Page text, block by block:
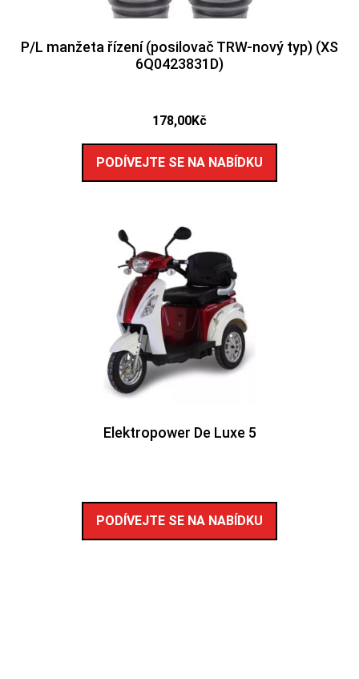
P/L manžeta řízení (posilovač TRW-nový typ) (XS
6Q0423831D)
178,00Kč
PODÍVEJTE SE NA NABÍDKU
Elektropower De Luxe 5
PODÍVEJTE SE NA NABÍDKU